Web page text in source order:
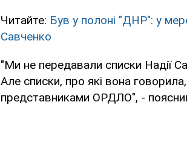
Читайте: Був у полоні "ДНР": у
Савченко
"Ми не передавали списки Надії
Але списки, про які вона
представниками ОРДЛО", -